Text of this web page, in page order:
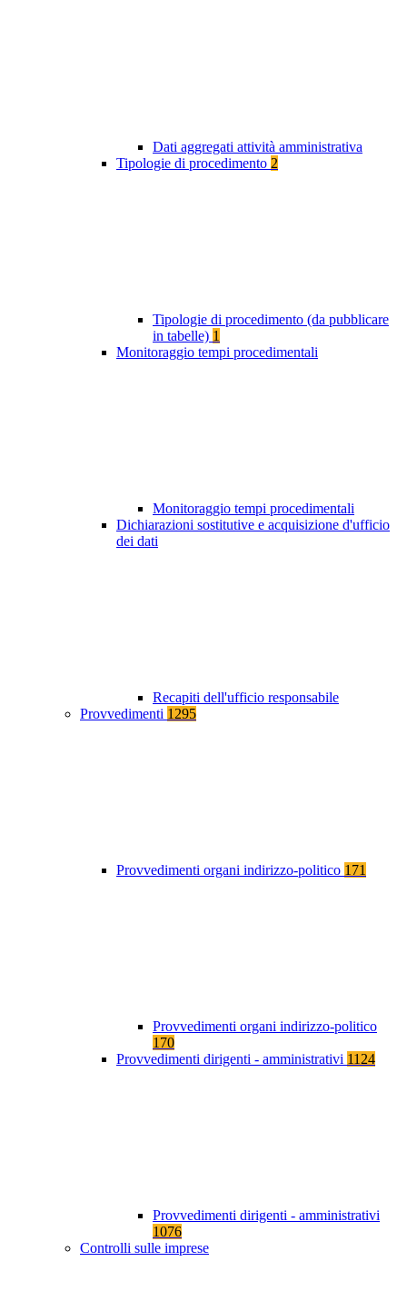
Dati aggregati attività amministrativa
Tipologie di procedimento 2
Tipologie di procedimento (da pubblicare
in tabelle) 1
Monitoraggio tempi procedimentali
Monitoraggio tempi procedimentali
Dichiarazioni sostitutive e acquisizione d'ufficio
dei dati
Recapiti dell'ufficio responsabile
Provvedimenti 1295
Provvedimenti organi indirizzo-politico 171
Provvedimenti organi indirizzo-politico
170
Provvedimenti dirigenti - amministrativi 1124
Provvedimenti dirigenti - amministrativi
1076
Controlli sulle imprese